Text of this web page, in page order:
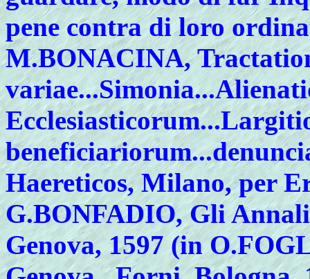
pene contra di loro
M.BONACINA,
Haereticos, Milano, per
G.BONFADIO, Gli
Genova, 1597 (in